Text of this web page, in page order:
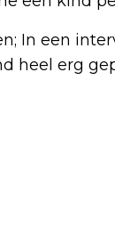
In een
heel erg